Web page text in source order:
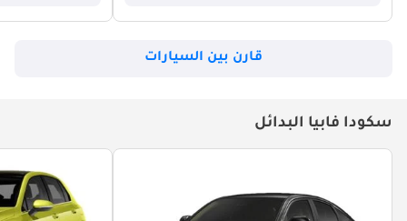
قارن بين السيارات
سكودا فابيا البدائل